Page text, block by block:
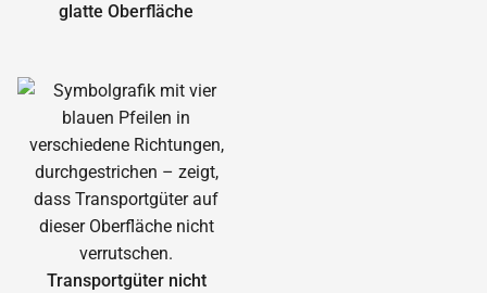
glatte Oberfläche
Transportgüter nicht